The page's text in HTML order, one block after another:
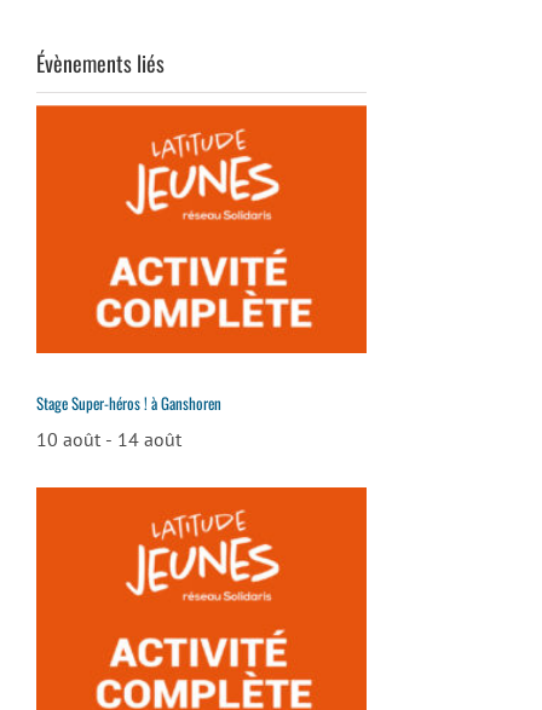
Évènements liés
Stage Super-héros ! à Ganshoren
10 août - 14 août